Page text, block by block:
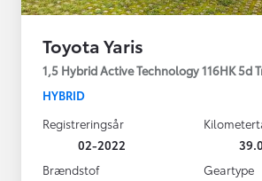
Toyota Yaris
1,5 Hybrid Active Technology 116HK 5d
HYBRID
Registreringsår
02-2022
Brændstof
Geartype